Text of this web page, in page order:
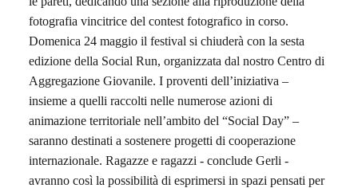
fotografia vincitrice del contest fotografico in corso.
Domenica 24 maggio il festival si chiuderà con la sesta
edizione della Social Run, organizzata dal nostro Centro di
Aggregazione Giovanile. I proventi dell’iniziativa –
insieme a quelli raccolti nelle numerose azioni di
animazione territoriale nell’ambito del “Social Day” –
saranno destinati a sostenere progetti di cooperazione
internazionale. Ragazze e ragazzi - conclude Gerli -
avranno così la possibilità di esprimersi in spazi pensati per